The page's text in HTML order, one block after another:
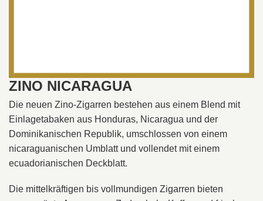
ZINO NICARAGUA
Die neuen Zino-Zigarren bestehen aus einem Blend mit
Einlagetabaken aus Honduras, Nicaragua und der
Dominikanischen Republik, umschlossen von einem
nicaraguanischen Umblatt und vollendet mit einem
ecuadorianischen Deckblatt.
Die mittelkräftigen bis vollmundigen Zigarren bieten